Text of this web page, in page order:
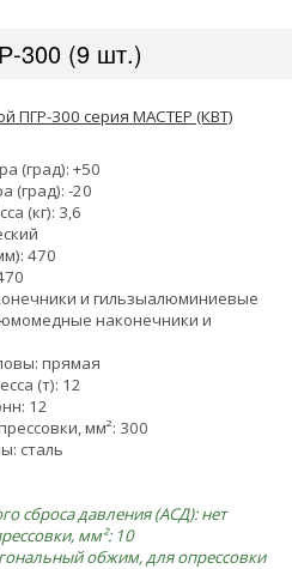
300 (9 шт.)
ПГР-300 серия МАСТЕР (КВТ)
(град): +50
(град): -20
(кг): 3,6
470
и гильзыалюминиевые
наконечники и
прямая
(т): 12
12
мм²: 300
сталь
сброса давления (АСД): нет
мм²: 10
обжим, для опрессовки